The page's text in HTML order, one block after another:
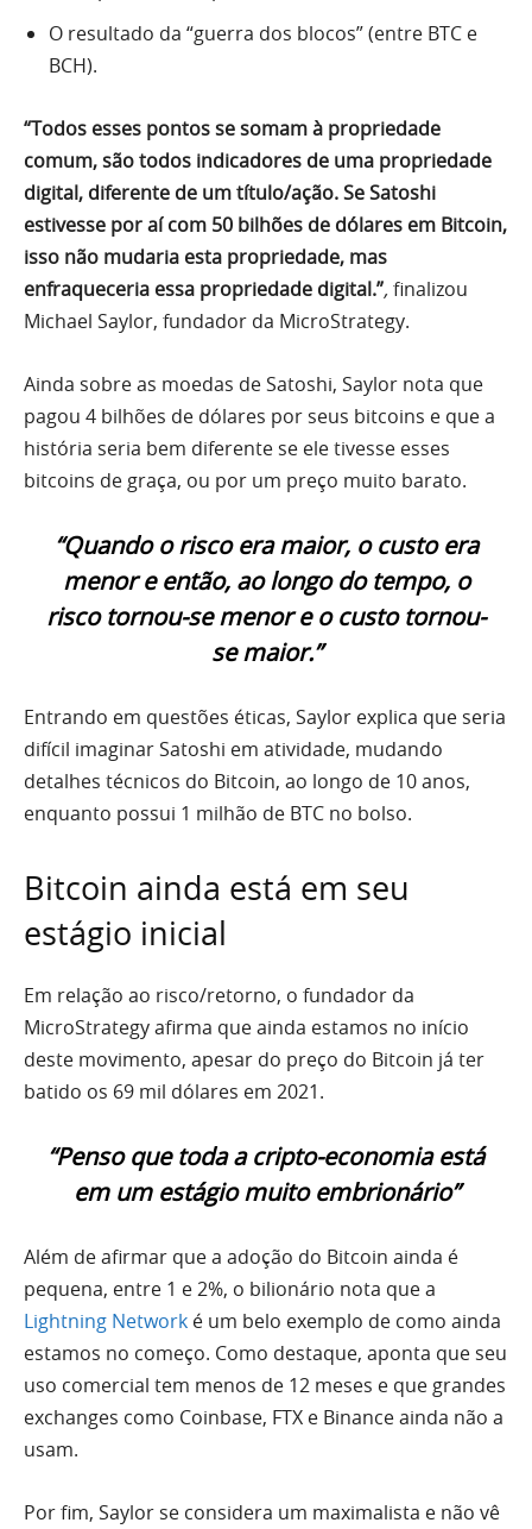
O resultado da “guerra dos blocos” (entre BTC e
BCH).
“Todos esses pontos se somam à propriedade
comum, são todos indicadores de uma propriedade
digital, diferente de um título/ação. Se Satoshi
estivesse por aí com 50 bilhões de dólares em Bitcoin,
isso não mudaria esta propriedade, mas
enfraqueceria essa propriedade digital.”,finalizou
Michael Saylor, fundador da MicroStrategy.
Ainda sobre as moedas de Satoshi, Saylor nota que
pagou 4 bilhões de dólares por seus bitcoins e que a
história seria bem diferente se ele tivesse esses
bitcoins de graça, ou por um preço muito barato.
“Quando o risco era maior, o custo era
menor e então, ao longo do tempo, o
risco tornou-se menor e o custo tornou-
se maior.”
Entrando em questões éticas, Saylor explica que seria
difícil imaginar Satoshi em atividade, mudando
detalhes técnicos do Bitcoin, ao longo de 10 anos,
enquanto possui 1 milhão de BTC no bolso.
Bitcoin ainda está em seu
estágio inicial
Em relação ao risco/retorno, o fundador da
MicroStrategy afirma que ainda estamos no início
deste movimento, apesar do preço do Bitcoin já ter
batido os 69 mil dólares em 2021.
“Penso que toda a cripto-economia está
em um estágio muito embrionário”
Além de afirmar que a adoção do Bitcoin ainda é
pequena, entre 1 e 2%, o bilionário nota que a
Lightning Network é um belo exemplo de como ainda
estamos no começo. Como destaque, aponta que seu
uso comercial tem menos de 12 meses e que grandes
exchanges como Coinbase, FTX e Binance ainda não a
usam.
Por fim, Saylor se considera um maximalista e não vê